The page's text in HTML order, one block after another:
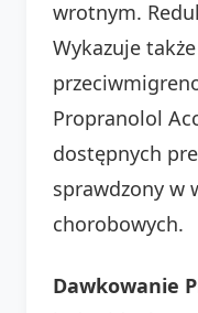
wrotnym.
Wykazuje
Propranolol
dostępnych
sprawdzony w
chorobowych.
Dawkowanie